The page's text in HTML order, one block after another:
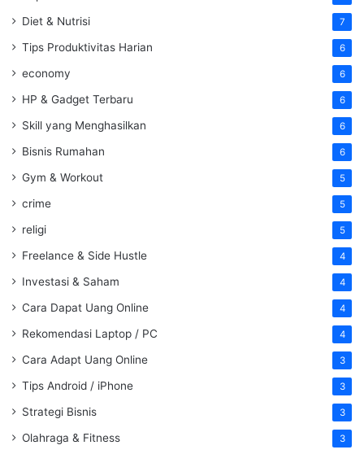
Diet & Nutrisi 7
Tips Produktivitas Harian 6
economy 6
HP & Gadget Terbaru 6
Skill yang Menghasilkan 6
Bisnis Rumahan 6
Gym & Workout 5
crime 5
religi 5
Freelance & Side Hustle 4
Investasi & Saham 4
Cara Dapat Uang Online 4
Rekomendasi Laptop / PC 4
Cara Adapt Uang Online 3
Tips Android / iPhone 3
Strategi Bisnis 3
Olahraga & Fitness 3